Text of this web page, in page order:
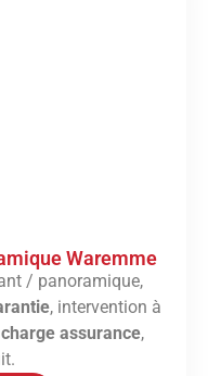
Waremme
/ panoramique,
, intervention à
assurance,